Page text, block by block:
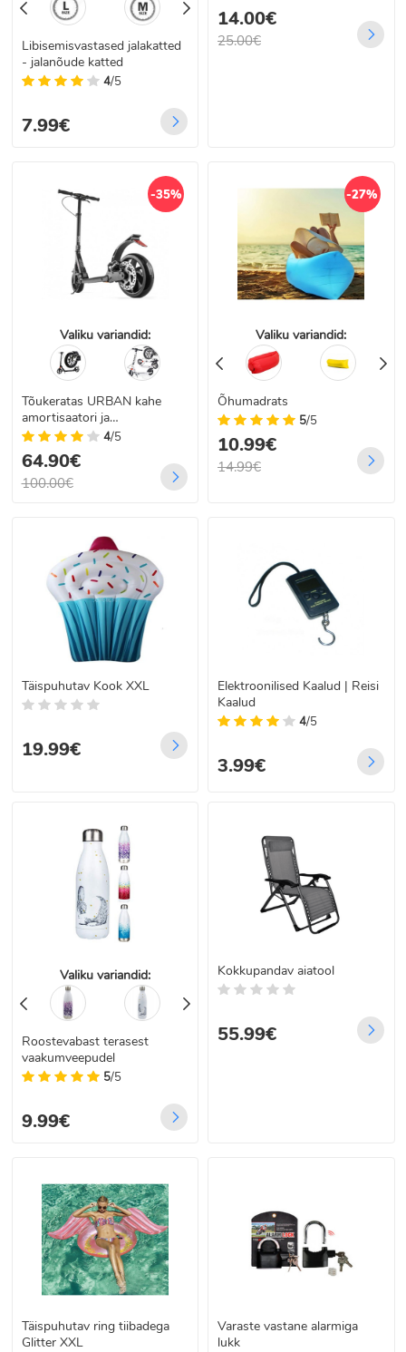
Libisemisvastased jalakatted
- jalanõude katted
4/5
7.99€
14.00€
25.00€
-35%
Valiku variandid:
Tõukeratas URBAN kahe
amortisaatori ja
ketaspiduriga 4/5
64.90€
100.00€
-27%
Valiku variandid:
Õhumadrats
5/5
10.99€
14.99€
Täispuhutav Kook XXL
19.99€
Elektroonilised Kaalud | Reisi
Kaalud
4/5
3.99€
Valiku variandid:
Roostevabast terasest
vaakumveepudel
5/5
9.99€
Kokkupandav aiatool
55.99€
Täispuhutav ring tiibadega
Glitter XXL
Varaste vastane alarmiga
lukk